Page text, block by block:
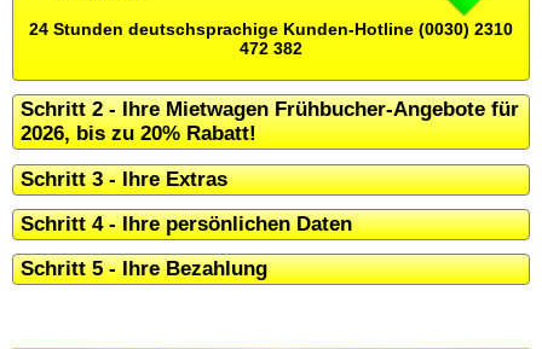
24 Stunden deutschsprachige Kunden-Hotline (0030) 2310
472 382
Schritt 2 - Ihre Mietwagen Frühbucher-Angebote für
2026, bis zu 20% Rabatt!
Schritt 3 - Ihre Extras
Schritt 4 - Ihre persönlichen Daten
Schritt 5 - Ihre Bezahlung